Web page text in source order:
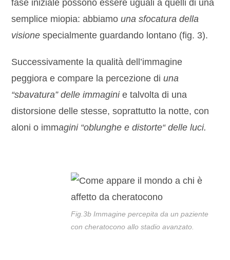
fase iniziale possono essere uguali a quelli di una
semplice miopia: abbiamouna sfocatura della
visionespecialmente guardando lontano (fig. 3).
Successivamente la qualità dell’immagine
peggiora e compare la percezione diuna
“sbavatura” delle immaginie talvolta di una
distorsione delle stesse, soprattutto la notte, con
aloni o immagini “oblunghe e distorte“ delle luci.
Fig.3b Immagine percepita da un paziente
con cheratocono allo stadio avanzato.